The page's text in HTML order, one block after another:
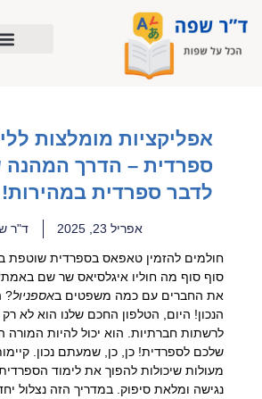
לתוכן
אפליקציות מומלצות
ספרדית – הדרך
לדבר ספרדית במהירות!
אפריל 23, 2025 ד"ר
חולמים להזמין טאפאס בספרדית שוטפת
סוף סוף מה חוליו איגלסיאס שר שם
את החברים עם כמה משפטים באספניול?
הנכון! היום, הטלפון החכם שלנו הוא לא
לרשתות חברתיות. הוא יכול להיות המורה
שלכם לספרדית! כן, כן, שמעתם נכון.
מעולות שיכולות להפוך את לימוד הספרדית
נגישה ומלאת סיפוק. במדריך הזה נצלול